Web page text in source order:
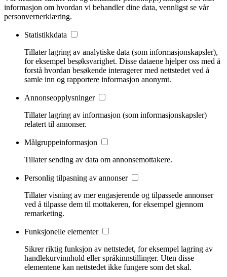
informasjon om hvordan vi behandler dine data, vennligst se vår
personvernerklæring.
Statistikkdata
Tillater lagring av analytiske data (som informasjonskapsler),
for eksempel besøksvarighet. Disse dataene hjelper oss med å
forstå hvordan besøkende interagerer med nettstedet ved å
samle inn og rapportere informasjon anonymt.
Annonseopplysninger
Tillater lagring av informasjon (som informasjonskapsler)
relatert til annonser.
Målgruppeinformasjon
Tillater sending av data om annonsemottakere.
Personlig tilpasning av annonser
Tillater visning av mer engasjerende og tilpassede annonser
ved å tilpasse dem til mottakeren, for eksempel gjennom
remarketing.
Funksjonelle elementer
Sikrer riktig funksjon av nettstedet, for eksempel lagring av
handlekurvinnhold eller språkinnstillinger. Uten disse
elementene kan nettstedet ikke fungere som det skal.